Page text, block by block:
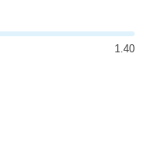
1.40